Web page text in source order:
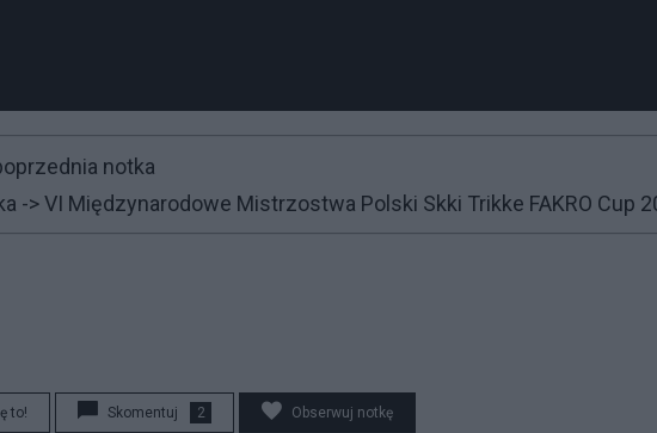
notka
->VI Międzynarodowe Mistrzostwa Polski Skki Trikke FAKRO Cup
to! Skomentuj 2 Obserwuj notkę